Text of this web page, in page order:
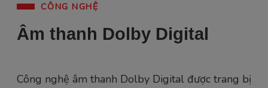
CÔNG NGHỆ
Âm thanh Dolby Digital
Công nghệ âm thanh Dolby Digital được trang bị